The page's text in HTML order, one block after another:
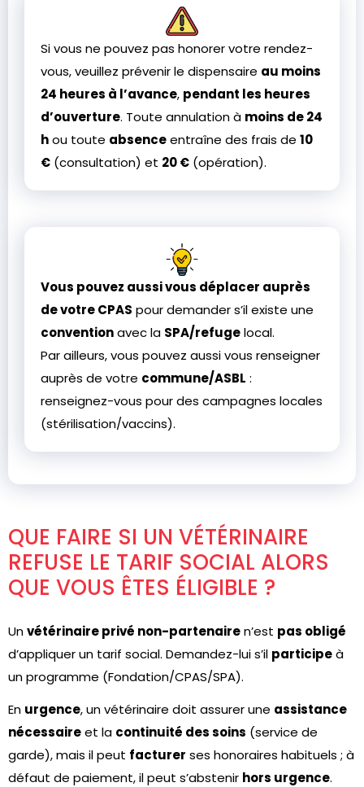
Si vous ne pouvez pas honorer votre rendez-
vous, veuillez prévenir le dispensaire au moins
24 heures à l’avance, pendant les heures
d’ouverture. Toute annulation à moins de 24
hou toute absenceentraîne des frais de 10
€ (consultation) et 20 € (opération).
Vous pouvez aussi vous déplacer auprès
de votre CPAS pour demander s’il existe une
conventionavec la SPA/refugelocal.
Par ailleurs, vous pouvez aussi vous renseigner
auprès de votre commune/ASBL :
renseignez-vous pour des campagnes locales
(stérilisation/vaccins).
QUE FAIRE SI UN VÉTÉRINAIRE
REFUSE LE TARIF SOCIAL ALORS
QUE VOUS ÊTES ÉLIGIBLE ?
Unvétérinaire privé non-partenairen’est pas obligé
d’appliquer un tarif social. Demandez-lui s’il participeà
un programme (Fondation/CPAS/SPA).
En urgence, un vétérinaire doit assurer une assistance
nécessaireet la continuité des soins (service de
garde), mais il peut facturer ses honoraires habituels ; à
défaut de paiement, il peut s’abstenir hors urgence.